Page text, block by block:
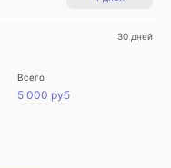
30 дней
Всего
5 000 руб